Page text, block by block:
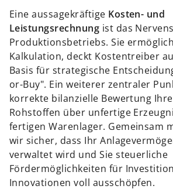
Eine aussagekräftige Kosten- und
Leistungsrechnung ist das
Produktionsbetriebs. Sie
Kalkulation, deckt Kostentreiber
Basis für strategische
or-Buy". Ein weiterer zentraler
korrekte bilanzielle Bewertung
Rohstoffen über unfertige
fertigen Warenlager. Gemeinsam
wir sicher, dass Ihr
verwaltet wird und Sie steuerliche
Fördermöglichkeiten für
Innovationen voll ausschöpfen.